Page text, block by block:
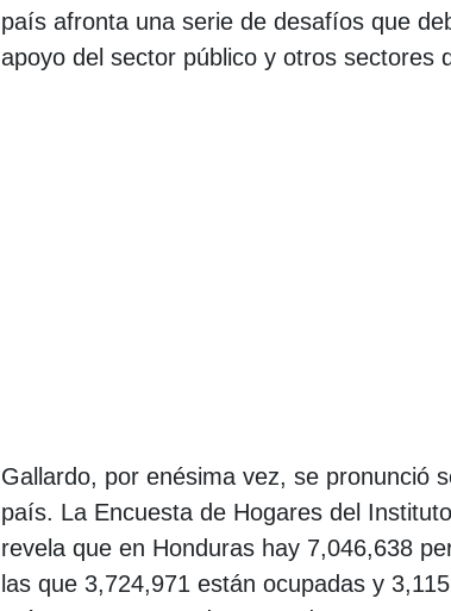
país afronta una serie de desafíos que
apoyo del sector público y otros sectores
Gallardo, por enésima vez, se pronunció
país. La Encuesta de Hogares del
revela que en Honduras hay 7,046,638
las que 3,724,971 están ocupadas y